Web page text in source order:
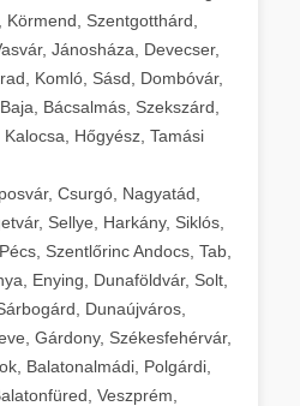
Körmend, Szentgotthárd,
Jánosháza, Devecser,
Komló, Sásd, Dombóvár,
Bácsalmás, Szekszárd,
Hőgyész, Tamási
Csurgó, Nagyatád,
Sellye, Harkány, Siklós,
Szentlőrinc Andocs, Tab,
Enying, Dunaföldvár, Solt,
Dunaújváros,
Gárdony, Székesfehérvár,
Balatonalmádi, Polgárdi,
Veszprém,